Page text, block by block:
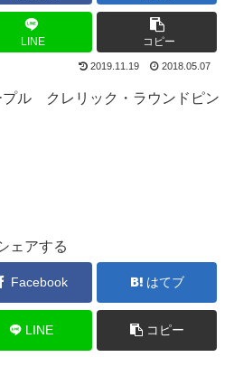
LINE コピー
2019.11.19 2018.05.07
ル クレリック・ラウンドピン
ェアする
Facebook はてブ
LINE コピー